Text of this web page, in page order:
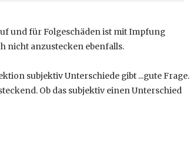
und für Folgeschäden ist mit Impfung
nicht anzustecken ebenfalls.
subjektiv Unterschiede gibt ...gute Frage.
Ob das subjektiv einen Unterschied